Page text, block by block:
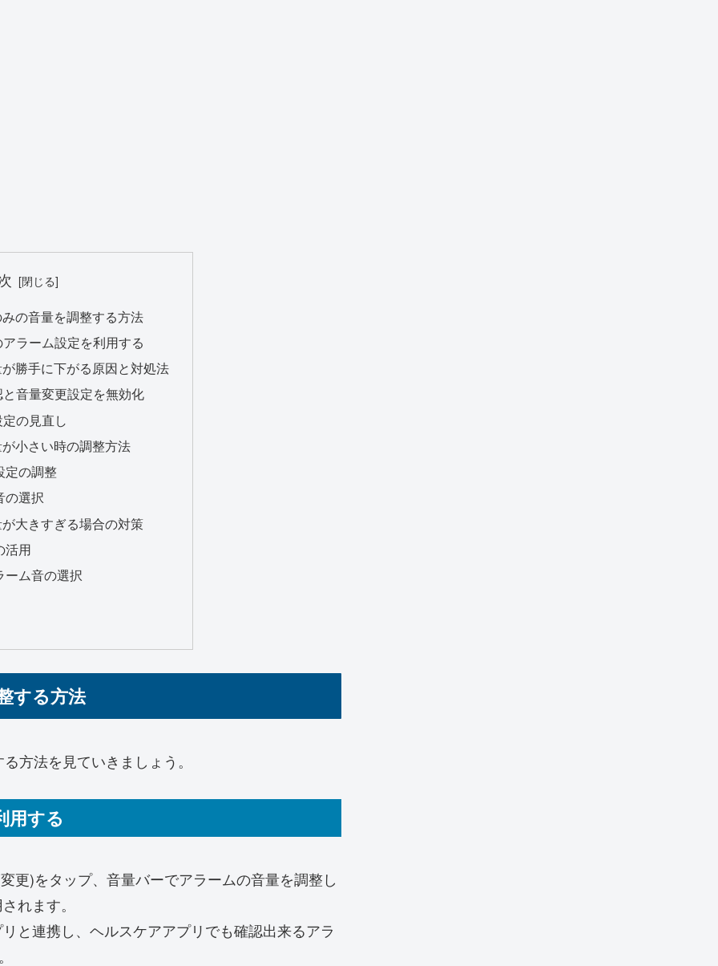
の音量を調整する方法
ラーム設定を利用する
勝手に下がる原因と対処法
音量変更設定を無効化
の見直し
小さい時の調整方法
定の調整
の選択
大きすぎる場合の対策
活用
ム音の選択
する方法
方法を見ていきましょう。
用する
更)をタップ、音量バーでアラームの音量を調整し
れます。
と連携し、ヘルスケアアプリでも確認出来るアラ